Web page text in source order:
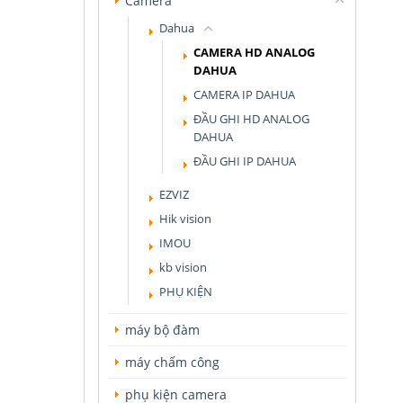
Dahua
CAMERA HD ANALOG
DAHUA
CAMERA IP DAHUA
ĐẦU GHI HD ANALOG
DAHUA
ĐẦU GHI IP DAHUA
EZVIZ
Hik vision
IMOU
kb vision
PHỤ KIỆN
máy bộ đàm
máy chấm công
phụ kiện camera